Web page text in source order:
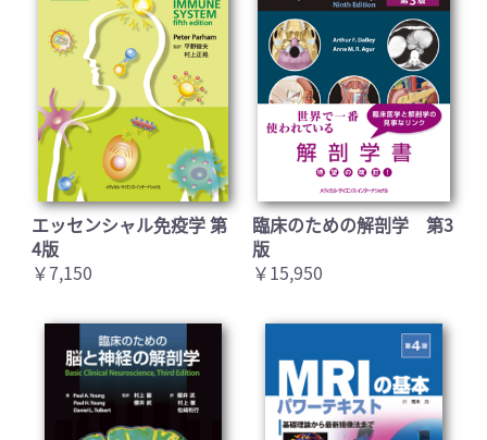
エッセンシャル免疫学 第
4版
￥7,150
臨床のための解剖学 第3
版
￥15,950